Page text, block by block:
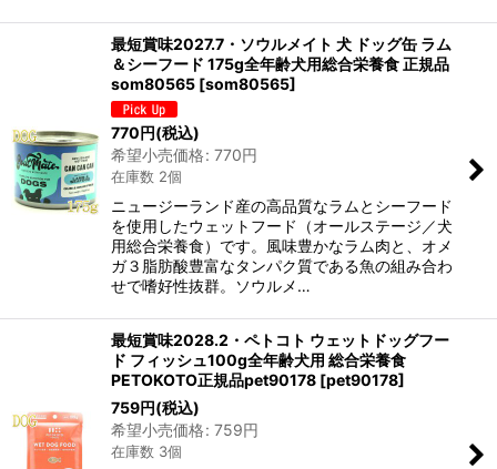
最短賞味2027.7・ソウルメイト 犬 ドッグ缶 ラム
＆シーフード 175g全年齢犬用総合栄養食 正規品
som80565 [som80565]
770円(税込)
希望小売価格: 770円
在庫数 2個
ニュージーランド産の高品質なラムとシーフード
を使用したウェットフード（オールステージ／犬
用総合栄養食）です。風味豊かなラム肉と、オメ
ガ３脂肪酸豊富なタンパク質である魚の組み合わ
せで嗜好性抜群。ソウルメ…
最短賞味2028.2・ペトコト ウェットドッグフー
ド フィッシュ100g全年齢犬用 総合栄養食
PETOKOTO正規品pet90178 [pet90178]
759円(税込)
希望小売価格: 759円
在庫数 3個